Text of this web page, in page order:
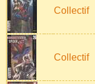
Collectif
Collectif